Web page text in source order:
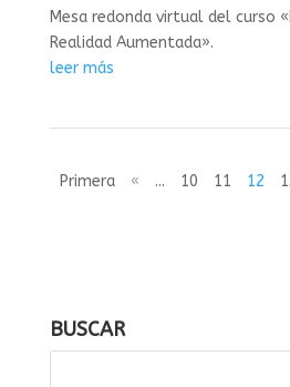
Mesa redonda virtual del curso
Realidad Aumentada».
leer más
Primera
« ... 10 11 12
BUSCAR